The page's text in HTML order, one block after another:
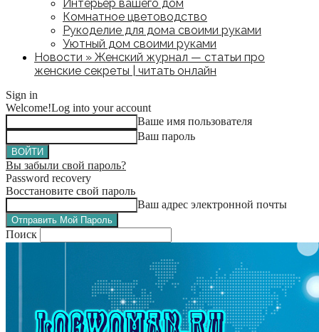
Интерьер вашего дом
Комнатное цветоводство
Рукоделие для дома своими руками
Уютный дом своими руками
Новости » Женский журнал — статьи про
женские секреты | читать онлайн
Sign in
Welcome!Log into your account
Ваше имя пользователя
Ваш пароль
Вы забыли свой пароль?
Password recovery
Восстановите свой пароль
Ваш адрес электронной почты
Поиск